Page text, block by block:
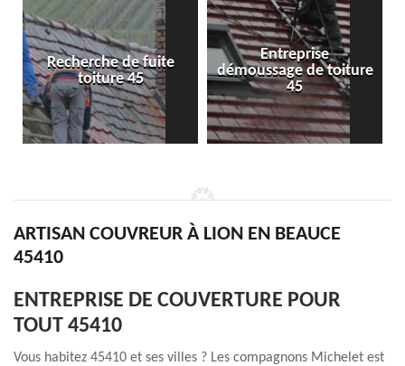
Entreprise
démoussage de toiture
45
Isolation toiture 45
ARTISAN COUVREUR À LION EN BEAUCE
45410
ENTREPRISE DE COUVERTURE POUR
TOUT 45410
Vous habitez 45410 et ses villes ? Les compagnons Michelet est